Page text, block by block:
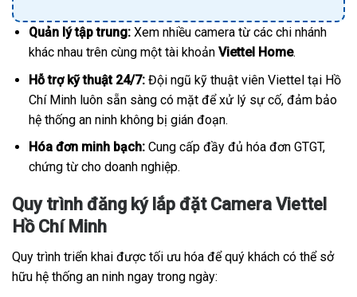
Quản lý tập trung:Xem nhiều camera từ các chi nhánh
khác nhau trên cùng một tài khoản Viettel Home.
Hỗ trợ kỹ thuật 24/7:Đội ngũ kỹ thuật viên Viettel tại Hồ
Chí Minh luôn sẵn sàng có mặt để xử lý sự cố, đảm bảo
hệ thống an ninh không bị gián đoạn.
Hóa đơn minh bạch:Cung cấp đầy đủ hóa đơn GTGT,
chứng từ cho doanh nghiệp.
Quy trình đăng ký lắp đặt Camera Viettel
Hồ Chí Minh
Quy trình triển khai được tối ưu hóa để quý khách có thể sở
hữu hệ thống an ninh ngay trong ngày: